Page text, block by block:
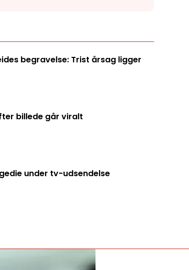
begravelse: Trist årsag ligger
billede går viralt
under tv-udsendelse